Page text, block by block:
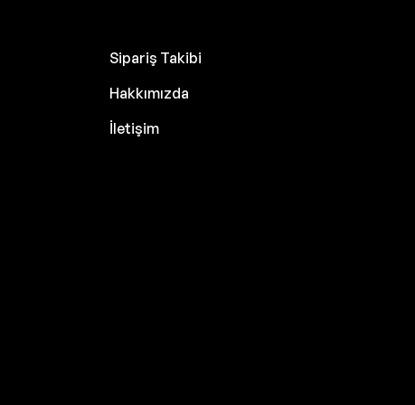
Sipariş Takibi
Hakkımızda
İletişim